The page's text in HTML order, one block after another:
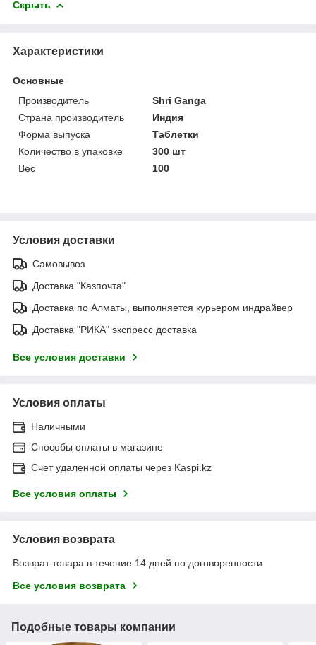
Скрыть
Характеристики
Основные
Производитель
Shri Ganga
Страна производитель
Индия
Форма выпуска
Таблетки
Количество в упаковке
300 шт
Вес
100
Условия доставки
Самовывоз
Доставка "Казпочта"
Доставка по Алматы, выполняется курьером индрайвер
Доставка "РИКА" экспресс доставка
Все условия доставки
Условия оплаты
Наличными
Способы оплаты в магазине
Счет удаленной оплаты через Kaspi.kz
Все условия оплаты
Условия возврата
Возврат товара в течение 14 дней по договоренности
Все условия возврата
Подобные товары компании